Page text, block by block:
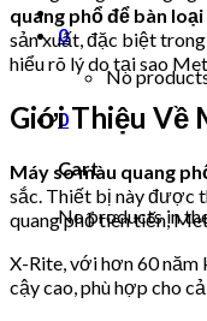
0
No
0
Cart
No products in
quang phổ để bàn
sản xuất, đặc biệt
hiểu rõ lý do tại sao
Giới Thiệu Về
Máy so màu quang
sắc. Thiết bị này được
quang phổ tiên tiến,
X-Rite, với hơn 60 năm
cậy cao, phù hợp cho